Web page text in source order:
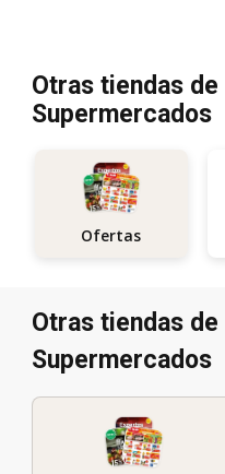
Otras tiendas
Supermercados
Ofertas
Otras tiendas
Supermercados